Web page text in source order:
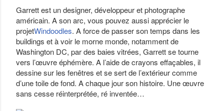
Garrett est un designer, développeur et photographe
américain. A son arc, vous pouvez aussi apprécier le
projetWindoodles. A force de passer son temps dans les
buildings et à voir le morne monde, notamment de
Washington DC, par des baies vitrées, Garrett se tourne
vers l’œuvre éphémère. A l’aide de crayons effaçables, il
dessine sur les fenêtres et se sert de l’extérieur comme
d’une toile de fond. A chaque jour son histoire. Une œuvre
sans cesse réinterprétée, ré inventée…